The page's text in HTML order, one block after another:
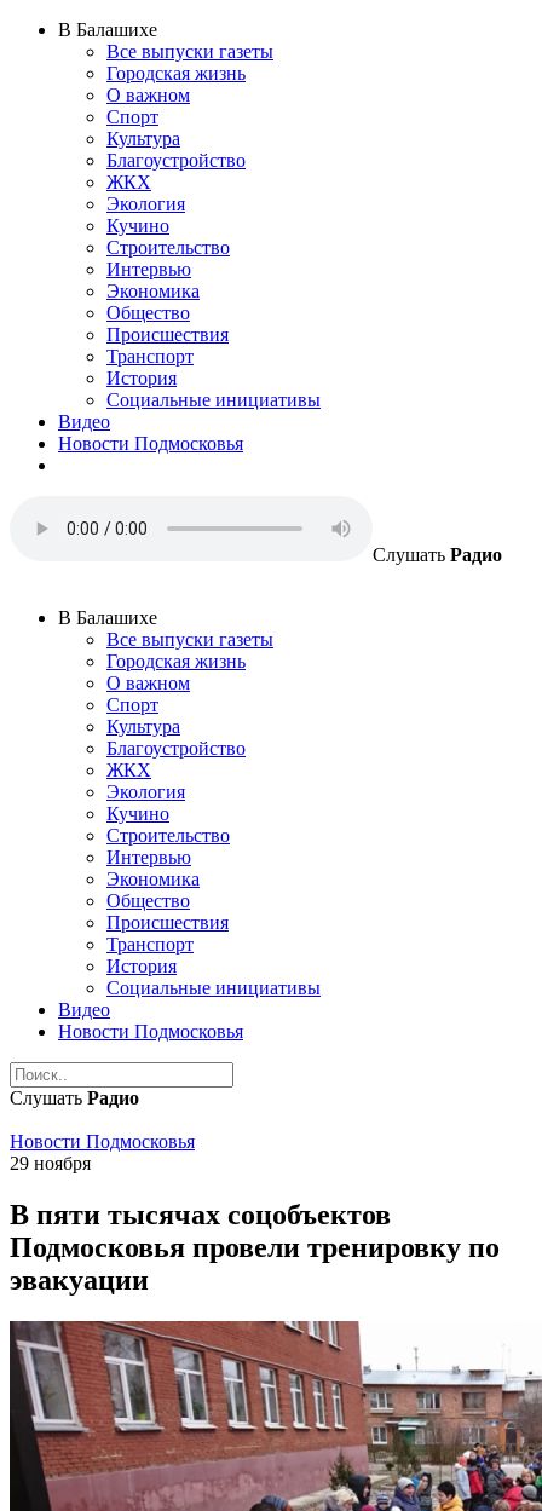
В Балашихе
Все выпуски газеты
Городская жизнь
О важном
Спорт
Культура
Благоустройство
ЖКХ
Экология
Кучино
Строительство
Интервью
Экономика
Общество
Происшествия
Транспорт
История
Социальные инициативы
Видео
Новости Подмосковья
Слушать Радио
В Балашихе
Все выпуски газеты
Городская жизнь
О важном
Спорт
Культура
Благоустройство
ЖКХ
Экология
Кучино
Строительство
Интервью
Экономика
Общество
Происшествия
Транспорт
История
Социальные инициативы
Видео
Новости Подмосковья
Слушать Радио
Новости Подмосковья
29 ноября
В пяти тысячах соцобъектов
Подмосковья провели тренировку по
эвакуации